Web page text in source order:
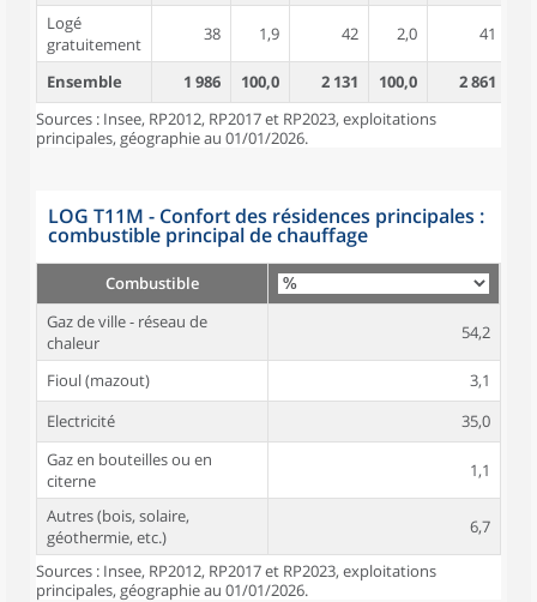
Logé
gratuitement
38 1,9 42 2,0 41
Ensemble 1 986 100,0 2 131 100,0 2 861
Sources : Insee, RP2012, RP2017 et RP2023, exploitations
principales, géographie au 01/01/2026.
LOG T11M - Confort des résidences principales :
combustible principal de chauffage
Combustible
Gaz de ville - réseau de
chaleur
54,2
Fioul (mazout)
3,1
Electricité
35,0
Gaz en bouteilles ou en
citerne
1,1
Autres (bois, solaire,
géothermie, etc.)
6,7
Sources : Insee, RP2012, RP2017 et RP2023, exploitations
principales, géographie au 01/01/2026.